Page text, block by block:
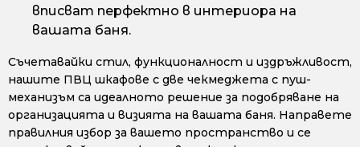
вписват перфектно в интериора на
вашата баня.
Съчетавайки стил, функционалност и издръжливост,
нашите ПВЦ шкафове с две чекмеджета с пуш-
механизъм са идеалното решение за подобряване на
организацията и визията на вашата баня. Направете
правилния избор за вашето пространство и се